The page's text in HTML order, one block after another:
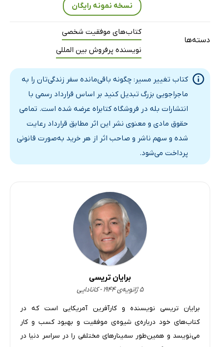
نسخه نمونه رایگان
دسته‌ها
کتاب‌های موفقیت شخصی
نویسنده پرفروش بین المللی
کتاب تغییر مسیر: چگونه باقی‌مانده سفر زندگی‌تان را به
ماجراجویی بزرگ تبدیل کنید بر اساس قرارداد رسمی با
انتشارات بله در فروشگاه کتابراه عرضه شده است. تمامی
حقوق مادی و معنوی نشر این اثر مطابق قرارداد رعایت
شده و سهم ناشر و صاحب اثر از هر خرید به‌صورت قانونی
پرداخت می‌شود.
برایان تریسی
۵ ژانویه‌ی ۱۹۴۴ - کانادایی
برایان تریسی نویسنده و کارآفرین آمریکایی است که در
کتاب‌های خود درباره‌ی شیوه‌ی موفقیت و بهبود کسب و کار
می‌نویسد و همین‌طور سمینارهای مختلفی را در سراسر دنیا در